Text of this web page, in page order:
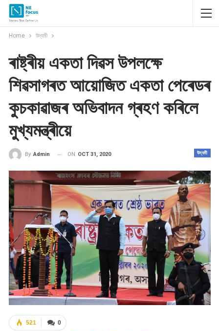
Home উদ্যমী
ৰাষ্ট্ৰীয় একতা দিৱস উপলক্ষে
শিৱসাগৰত আয়োজিত একতা পেৰেডৰ
কুচকাৱাজৰ অভিবাদন গ্ৰহণ কৰিলে
মুখ্যমন্ত্ৰীয়ে
উদ্যমী
By Admin ON OCT 31, 2020
0
521